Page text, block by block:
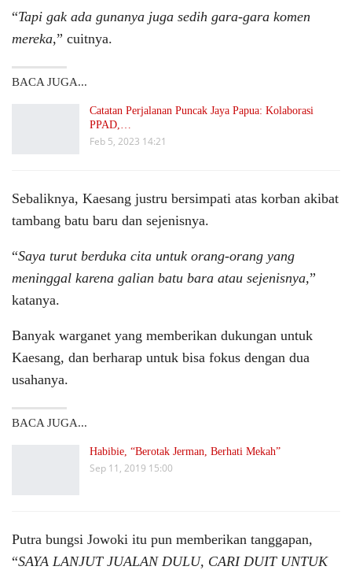
“Tapi gak ada gunanya juga sedih gara-gara komen
mereka,” cuitnya.
BACA JUGA...
Catatan Perjalanan Puncak Jaya Papua: Kolaborasi
PPAD,…
Feb 5, 2023 14:21
Sebaliknya, Kaesang justru bersimpati atas korban akibat
tambang batu baru dan sejenisnya.
“Saya turut berduka cita untuk orang-orang yang
meninggal karena galian batu bara atau sejenisnya,”
katanya.
Banyak warganet yang memberikan dukungan untuk
Kaesang, dan berharap untuk bisa fokus dengan dua
usahanya.
BACA JUGA...
Habibie, “Berotak Jerman, Berhati Mekah”
Sep 11, 2019 15:00
Putra bungsi Jowoki itu pun memberikan tanggapan,
“SAYA LANJUT JUALAN DULU, CARI DUIT UNTUK